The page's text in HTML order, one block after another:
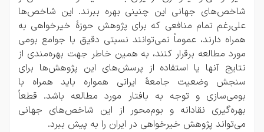
شاخص‌های جهانی این چنینی بهره ببرند. این شاخص‌ها
علی‌رغم تمام منافعی که برای پژوهش حوزۀ خیرخواهی به
همراه دارند، عموماً نمی‌توانند نسبتی دقیق با جوامع بومی
مورد مطالعه برقرار کنند، به همین خاطر جهت بهره‌مندی از
نتایج آنها یا استفاده از پرسش‌های این پژوهش‌ها برای
سنجش وضعیت جامعۀ ایرانی همواره باید همراه با
بومی‌سازی و توجه به بافتار مورد مطالعه باشد. قطعاً
بهره‌گیری نقادانه و بوم‌محور از این شاخص‌های جهانی
می‌تواند پژوهش خیرخواهی در ایران را به پیش ببرد.